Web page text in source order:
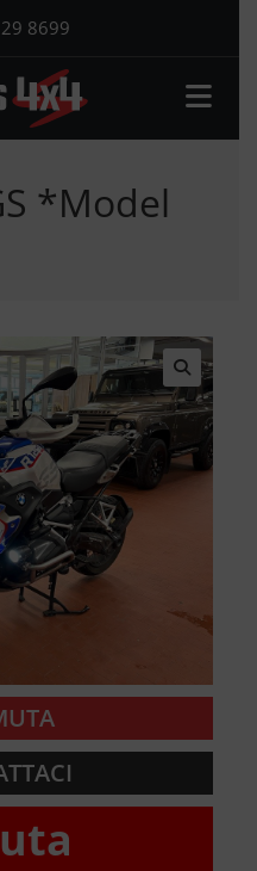
8699
*Model
🔍